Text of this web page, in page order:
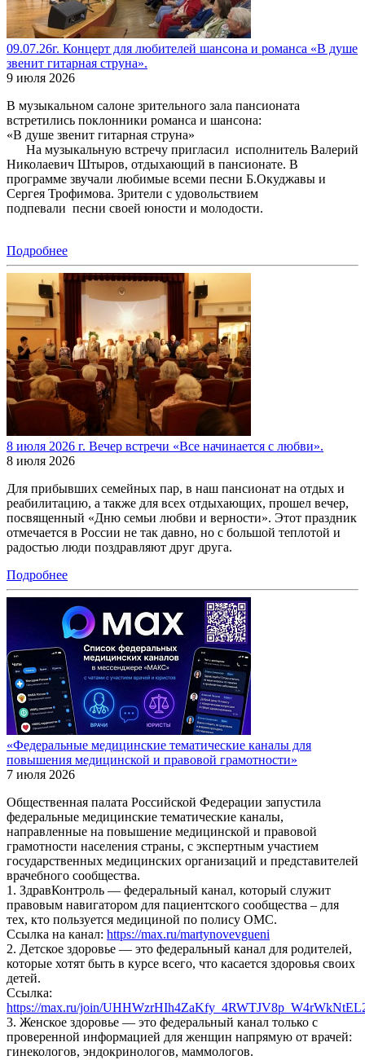
09.07.26г. Концерт для любителей шансона и романса «В душе
звенит гитарная струна».
9 июля 2026
В музыкальном салоне зрительного зала пансионата
встретились поклонники романса и шансона:
«В душе звенит гитарная струна»
На музыкальную встречу пригласил исполнитель Валерий
Николаевич Штыров, отдыхающий в пансионате. В
программе звучали любимые всеми песни Б.Окуджавы и
Сергея Трофимова. Зрители с удовольствием
подпевали песни своей юности и молодости.
Подробнее
8 июля 2026 г. Вечер встречи «Все начинается с любви».
8 июля 2026
Для прибывших семейных пар, в наш пансионат на отдых и
реабилитацию, а также для всех отдыхающих, прошел вечер,
посвященный «Дню семьи любви и верности». Этот праздник
отмечается в России не так давно, но с большой теплотой и
радостью люди поздравляют друг друга.
Подробнее
«Федеральные медицинские тематические каналы для
повышения медицинской и правовой грамотности»
7 июля 2026
Общественная палата Российской Федерации запустила
федеральные медицинские тематические каналы,
направленные на повышение медицинской и правовой
грамотности населения страны, с экспертным участием
государственных медицинских организаций и представителей
врачебного сообщества.
1. ЗдравКонтроль — федеральный канал, который служит
правовым навигатором для пациентского сообщества – для
тех, кто пользуется медициной по полису ОМС.
Ссылка на канал: https://max.ru/martynovevgueni
2. Детское здоровье — это федеральный канал для родителей,
которые хотят быть в курсе всего, что касается здоровья своих
детей.
Ссылка:
https://max.ru/join/
3. Женское здоровье — это федеральный канал только с
проверенной информацией для женщин напрямую от врачей:
гинекологов, эндокринологов, маммологов.